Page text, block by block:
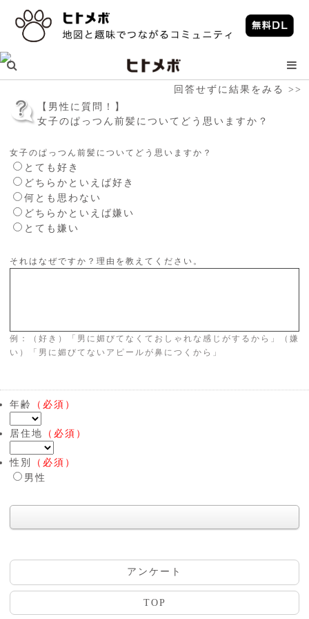
回答せずに結果をみる >>
【男性に質問！】
女子のぱっつん前髪についてどう思いますか？
女子のぱっつん前髪についてどう思いますか？
とても好き
どちらかといえば好き
何とも思わない
どちらかといえば嫌い
とても嫌い
それはなぜですか？理由を教えてください。
例：（好き）「男に媚びてなくておしゃれな感じがするから」（嫌
い）「男に媚びてないアピールが鼻につくから」
年齢 （必須）
居住地 （必須）
性別
（必須）
男性
アンケート
TOP